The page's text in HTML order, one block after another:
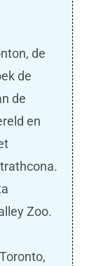
de
de
de
en
Zoo.